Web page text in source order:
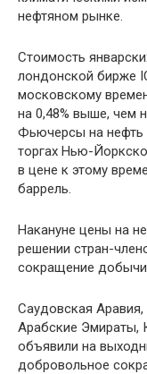
нефтяном рынке.
Стоимость
лондонской бирже
московскому
на 0,48% выше, чем
Фьючерсы на нефть
торгах Нью-
в цене к этому
баррель.
Накануне цены на
решении стран-
сокращение
Саудовская
Арабские Эмираты,
объявили на
добровольное